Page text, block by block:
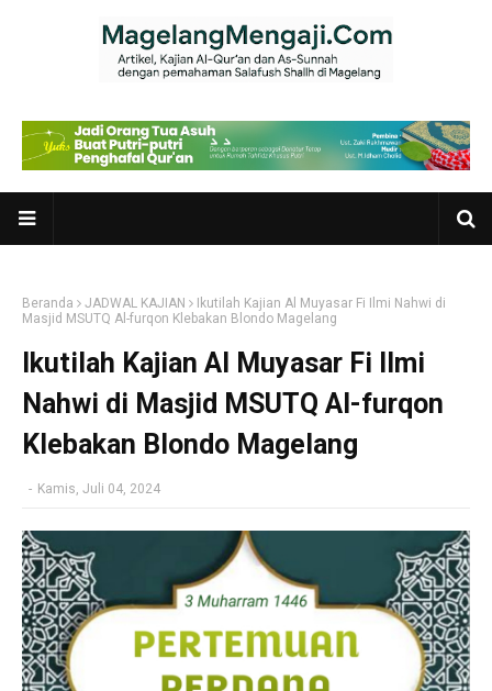
Beranda JADWAL KAJIAN
Ikutilah Kajian Al Muyasar Fi Ilmi Nahwi di
Masjid MSUTQ Al-furqon Klebakan Blondo Magelang
Ikutilah Kajian Al Muyasar Fi Ilmi
Nahwi di Masjid MSUTQ Al-furqon
Klebakan Blondo Magelang
- Kamis, Juli 04, 2024